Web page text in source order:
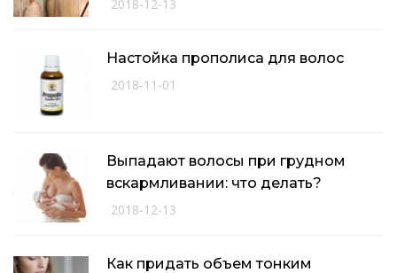
2018-12-13
Настойка прополиса для волос
2018-11-01
Выпадают волосы при грудном
вскармливании: что делать?
2018-12-13
Как придать объем тонким